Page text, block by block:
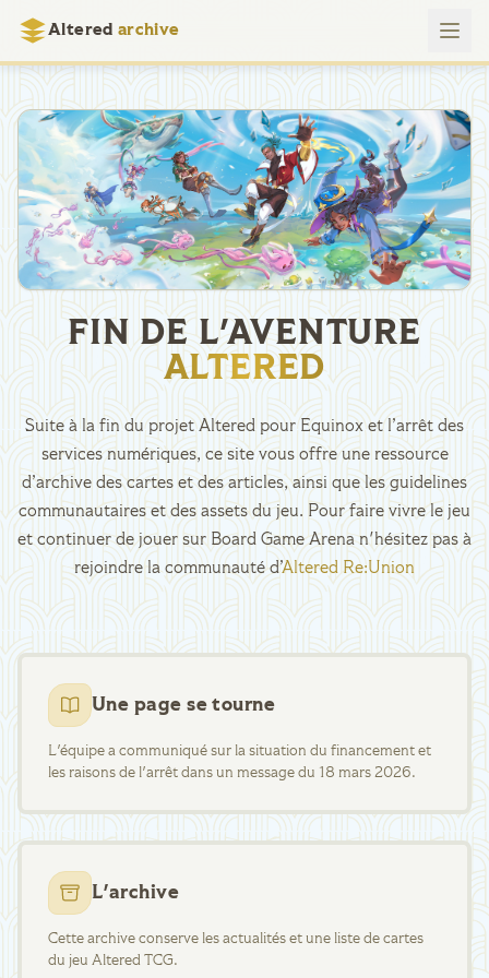
Altered archive
FIN DE L'AVENTURE
ALTERED
Suite à la fin du projet Altered pour Equinox et l’arrêt des
services numériques, ce site vous offre une ressource
d’archive des cartes et des articles, ainsi que les guidelines
communautaires et des assets du jeu. Pour faire vivre le jeu
et continuer de jouer sur Board Game Arena n'hésitez pas à
rejoindre la communauté d’Altered Re:Union
Une page se tourne
L'équipe a communiqué sur la situation du financement et
les raisons de l'arrêt dans un message du 18 mars 2026.
L'archive
Cette archive conserve les actualités et une liste de cartes
du jeu Altered TCG.